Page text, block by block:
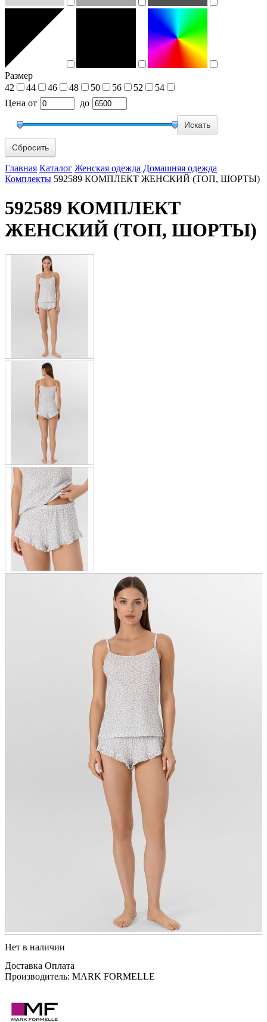
Размер
42
44 46 48 50 56 52
54
Цена от до
Сбросить
Главная Каталог Женская одежда Домашняя одежда
Комплекты 592589 КОМПЛЕКТ ЖЕНСКИЙ (ТОП, ШОРТЫ)
592589 КОМПЛЕКТ
ЖЕНСКИЙ (ТОП, ШОРТЫ)
Нет в наличии
Доставка Оплата
Производитель: MARK FORMELLE